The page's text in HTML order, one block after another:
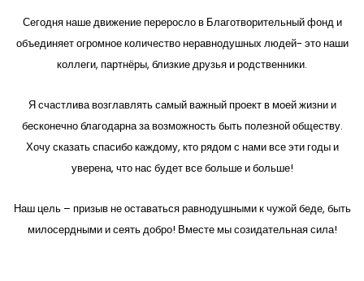
Сегодня наше движение переросло в Благотворительный фонд и
объединяет огромное количество неравнодушных людей- это наши
коллеги, партнёры, близкие друзья и родственники.
Я счастлива возглавлять самый важный проект в моей жизни и
бесконечно благодарна за возможность быть полезной обществу.
Хочу сказать спасибо каждому, кто рядом с нами все эти годы и
уверена, что нас будет все больше и больше!
Наш цель – призыв не оставаться равнодушными к чужой беде, быть
милосердными и сеять добро! Вместе мы созидательная сила!